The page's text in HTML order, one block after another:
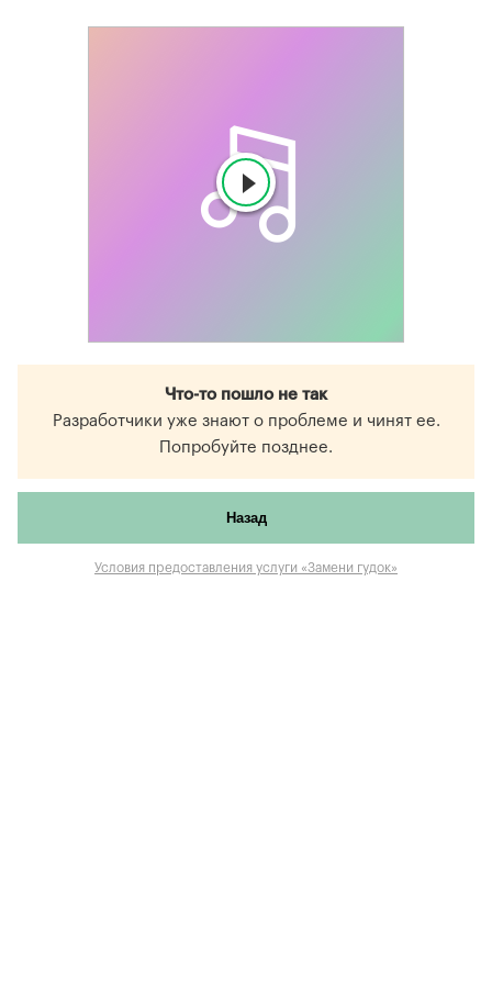
Что-то пошло не так
Разработчики уже знают о проблеме и чинят ее.
Попробуйте позднее.
Назад
Условия предоставления услуги «Замени гудок»